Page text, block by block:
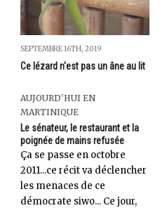
SEPTEMBRE 16TH, 2019
Ce lézard n'est pas un âne au lit
AUJOURD'HUI EN
MARTINIQUE
Le sénateur, le restaurant et la
poignée de mains refusée
Ça se passe en octobre
2011...ce récit va déclencher
les menaces de ce
démocrate siwo... Ce jour,